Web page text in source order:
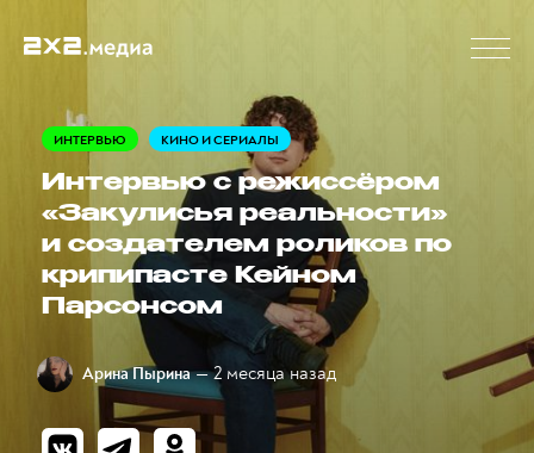
ИНТЕРВЬЮ КИНО И СЕРИАЛЫ
Интервью с режиссёром
«Закулисья реальности»
и создателем роликов по
крипипасте Кейном
Парсонсом
Арина Пырина — 2 месяца назад